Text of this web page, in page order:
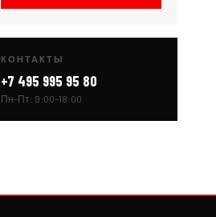
КОНТАКТЫ
+7 495 995 95 80
Пн–Пт: 9:00–18:00